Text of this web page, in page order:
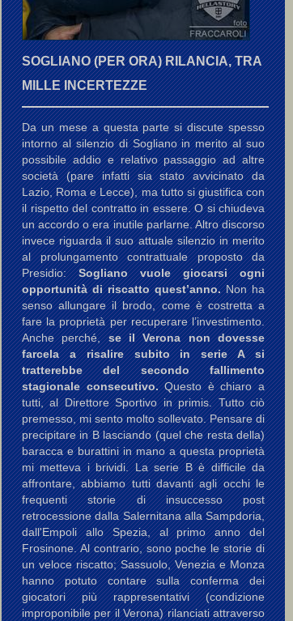
SOGLIANO (PER ORA) RILANCIA, TRA
MILLE INCERTEZZE
Da un mese a questa parte si discute spesso
intorno al silenzio di Sogliano in merito al suo
possibile addio e relativo passaggio ad altre
società (pare infatti sia stato avvicinato da
Lazio, Roma e Lecce), ma tutto si giustifica con
il rispetto del contratto in essere. O si chiudeva
un accordo o era inutile parlarne. Altro discorso
invece riguarda il suo attuale silenzio in merito
al prolungamento contrattuale proposto da
Presidio:Sogliano vuole giocarsi ogni
opportunità di riscatto quest’anno.Non ha
senso allungare il brodo, come è costretta a
fare la proprietà per recuperare l’investimento.
Anche perché,se il Verona non dovesse
farcela a risalire subito in serie A si
tratterebbe del secondo fallimento
stagionale consecutivo.Questo è chiaro a
tutti, al Direttore Sportivo in primis. Tutto ciò
premesso, mi sento molto sollevato. Pensare di
precipitare in B lasciando (quel che resta della)
baracca e burattini in mano a questa proprietà
mi metteva i brividi. La serie B è difficile da
affrontare, abbiamo tutti davanti agli occhi le
frequenti storie di insuccesso post
retrocessione dalla Salernitana alla Sampdoria,
dall'Empoli allo Spezia, al primo anno del
Frosinone. Al contrario, sono poche le storie di
un veloce riscatto; Sassuolo, Venezia e Monza
hanno potuto contare sulla conferma dei
giocatori più rappresentativi (condizione
improponibile per il Verona) rilanciati attraverso